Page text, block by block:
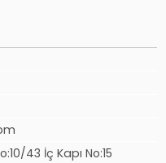
43 İç Kapı No:15